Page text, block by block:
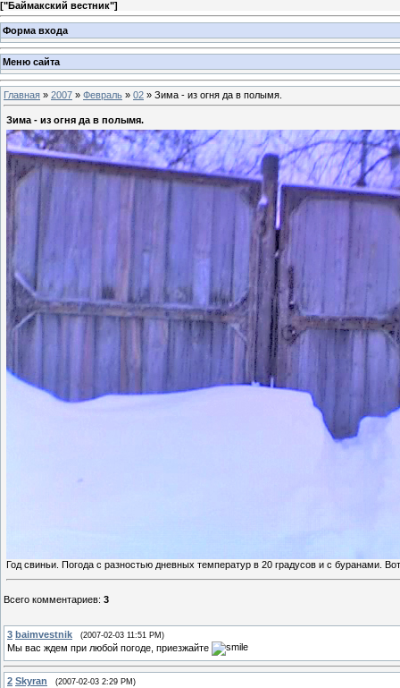
["Баймакский вестник"]
Форма входа
Меню сайта
Главная » 2007 » Февраль » 02 » Зима - из огня да в полымя.
Зима - из огня да в полымя.
Год свиньи. Погода с разностью дневных температур в 20 градусов и с буранами.
Всего комментариев: 3
3 baimvestnik (2007-02-03 11:51 PM)
Мы вас ждем при любой погоде, приезжайте
2 Skyran (2007-02-03 2:29 PM)